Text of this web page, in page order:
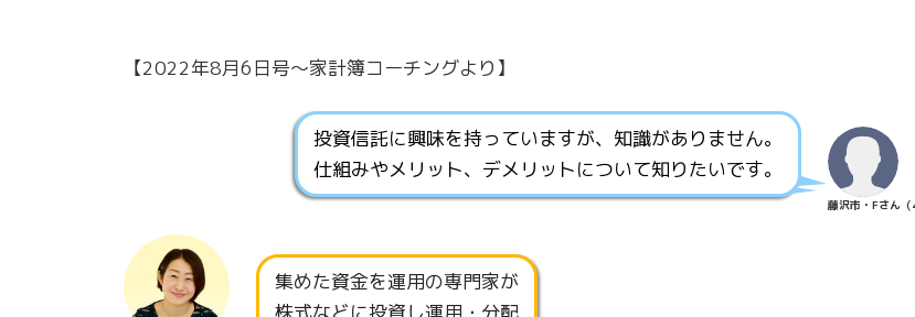
【2022年8月6日号〜家計簿コーチングより】
投資信託に興味を持っていますが、知識がありません。
仕組みやメリット、デメリットについて知りたいです。
藤沢市・Fさん（
集めた資金を運用の専門家が